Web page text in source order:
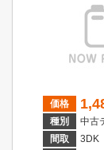
価格
種別
中古
間取
3DK